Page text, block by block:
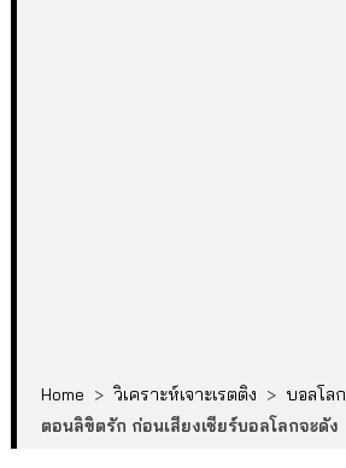
Home > วิเคราะห์เจาะเรตติง > บอลโลก
ตอนลิขิตรัก ก่อนเสียงเชียร์บอลโลกจะดัง